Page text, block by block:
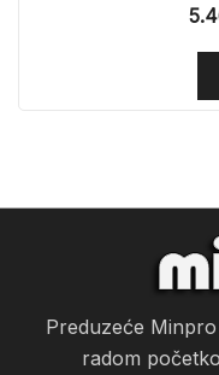
Preduzeće
radom